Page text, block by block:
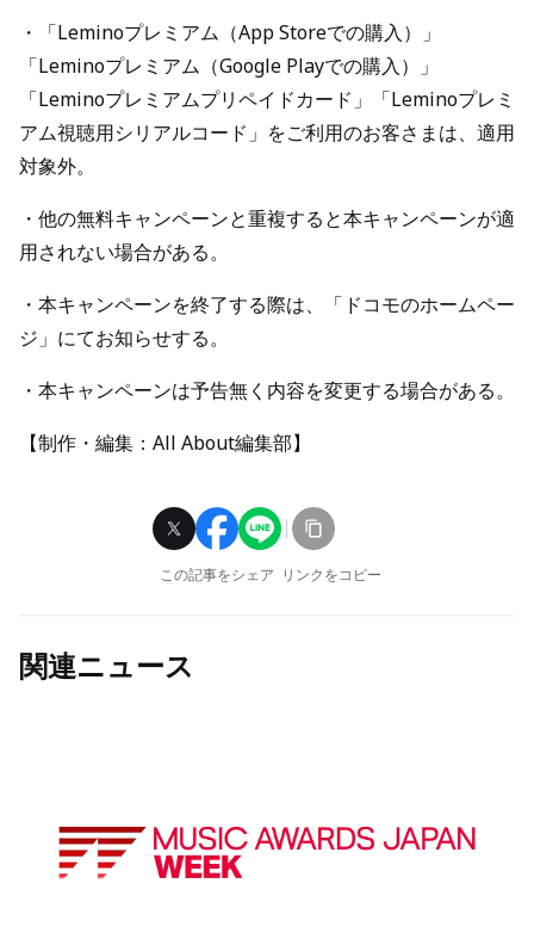
・「Leminoプレミアム（App Storeでの購入）」
「Leminoプレミアム（Google Playでの購入）」
「Leminoプレミアムプリペイドカード」「Leminoプレミ
アム視聴用シリアルコード」をご利用のお客さまは、適用
対象外。
・他の無料キャンペーンと重複すると本キャンペーンが適
用されない場合がある。
・本キャンペーンを終了する際は、「ドコモのホームペー
ジ」にてお知らせする。
・本キャンペーンは予告無く内容を変更する場合がある。
【制作・編集：All About編集部】
この記事をシェア リンクをコピー
関連ニュース